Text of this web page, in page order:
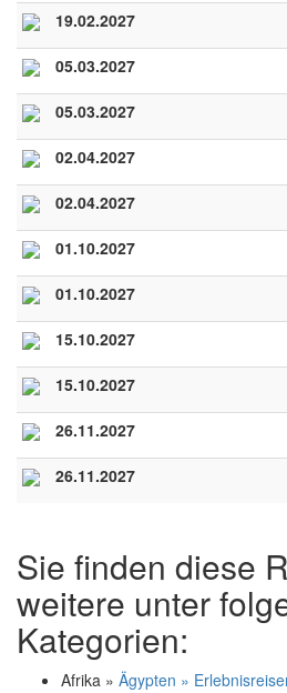
19.02.2027
05.03.2027
05.03.2027
02.04.2027
02.04.2027
01.10.2027
01.10.2027
15.10.2027
15.10.2027
26.11.2027
26.11.2027
Sie finden diese
weitere unter
Kategorien:
Afrika » Ägypten »